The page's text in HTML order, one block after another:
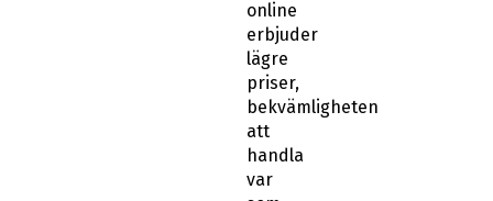
online
erbjuder
lägre
priser,
bekvämligheten
att
handla
var